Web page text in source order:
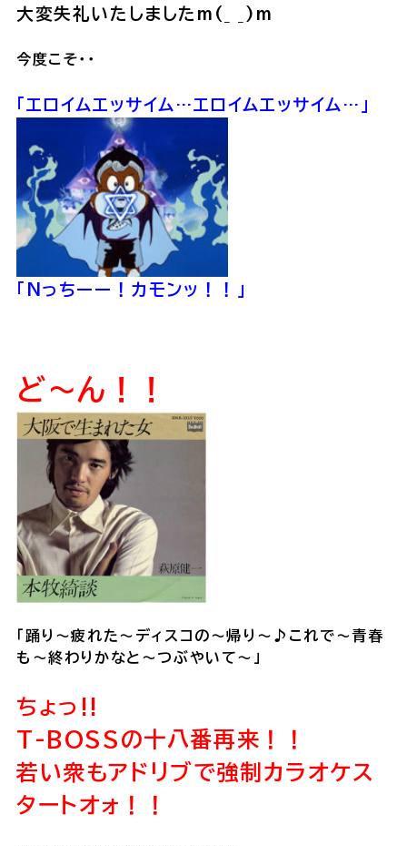
大変失礼いたしましたm(_ _)m
今度こそ・・
「エロイムエッサイム…エロイムエッサイム…」
「Nっちーー！カモンッ！！」
ど〜ん！！
「踊り〜疲れた〜ディスコの〜帰り〜♪これで〜青春
も〜終わりかなと〜つぶやいて〜」
ちょっ!!
T-BOSSの十八番再来！！
若い衆もアドリブで強制カラオケス
タートオォ！！